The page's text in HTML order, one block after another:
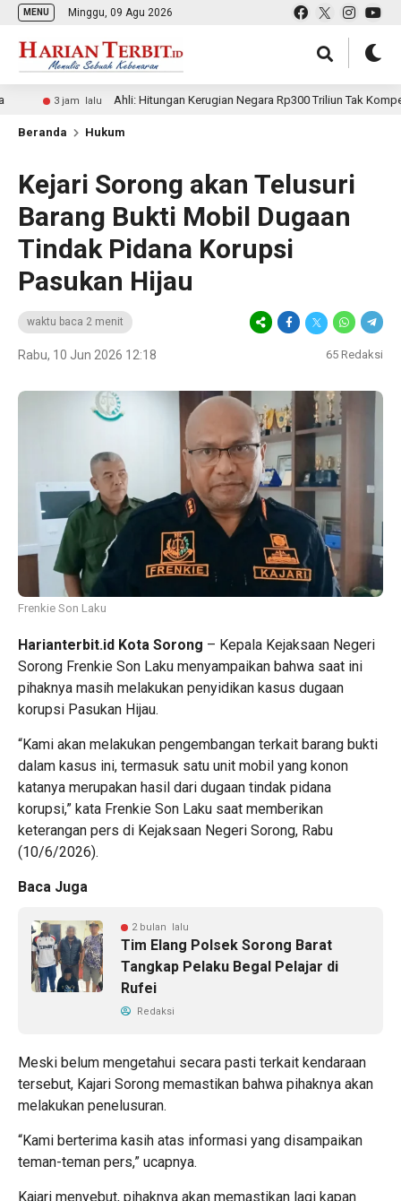
MENU Minggu, 09 Agu 2026
3 jam lalu Ahli: Hitungan Kerugian Negara Rp300 Triliun Tak Kompeten,
Beranda Hukum
Kejari Sorong akan Telusuri
Barang Bukti Mobil Dugaan
Tindak Pidana Korupsi
Pasukan Hijau
waktu baca 2 menit
Rabu, 10 Jun 2026 12:18 65 Redaksi
Frenkie Son Laku
Harianterbit.id Kota Sorong – Kepala Kejaksaan Negeri
Sorong Frenkie Son Laku menyampaikan bahwa saat ini
pihaknya masih melakukan penyidikan kasus dugaan
korupsi Pasukan Hijau.
“Kami akan melakukan pengembangan terkait barang bukti
dalam kasus ini, termasuk satu unit mobil yang konon
katanya merupakan hasil dari dugaan tindak pidana
korupsi,” kata Frenkie Son Laku saat memberikan
keterangan pers di Kejaksaan Negeri Sorong, Rabu
(10/6/2026).
Baca Juga
2 bulan lalu
Tim Elang Polsek Sorong Barat
Tangkap Pelaku Begal Pelajar di
Rufei
Redaksi
Meski belum mengetahui secara pasti terkait kendaraan
tersebut, Kajari Sorong memastikan bahwa pihaknya akan
melakukan penelusuran.
“Kami berterima kasih atas informasi yang disampaikan
teman-teman pers,” ucapnya.
Kajari menyebut, pihaknya akan memastikan lagi kapan